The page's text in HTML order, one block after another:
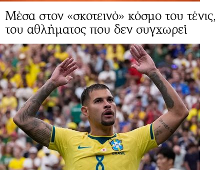
Μέσα στον «σκοτεινό» κόσμο του τένις,
του αθλήματος που δεν συγχωρεί